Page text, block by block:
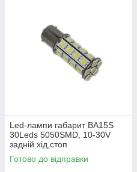
Led-лампи габарит BA15S
30Leds 5050SMD, 10-30V
задній хід,стоп
Готово до відправки